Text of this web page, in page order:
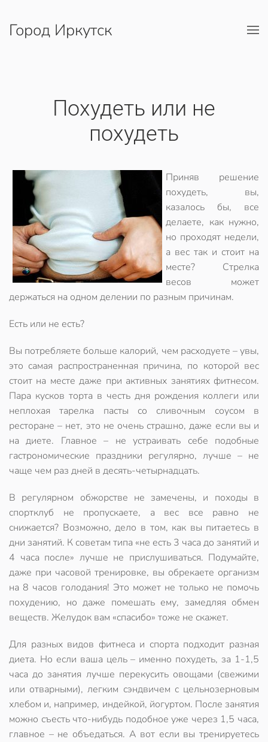
Перейти к содержимому
Город Иркутск
Похудеть или не
похудеть
Приняв решение
похудеть, вы,
казалось бы, все
делаете, как нужно,
но проходят недели,
а вес так и стоит на
месте? Стрелка
весов может
держаться на одном делении по разным причинам.
Есть или не есть?
Вы потребляете больше калорий, чем расходуете – увы,
это самая распространенная причина, по которой вес
стоит на месте даже при активных занятиях фитнесом.
Пара кусков торта в честь дня рождения коллеги или
неплохая тарелка пасты со сливочным соусом в
ресторане – нет, это не очень страшно, даже если вы и
на диете. Главное – не устраивать себе подобные
гастрономические праздники регулярно, лучше – не
чаще чем раз дней в десять-четырнадцать.
В регулярном обжорстве не замечены, и походы в
спортклуб не пропускаете, а вес все равно не
снижается? Возможно, дело в том, как вы питаетесь в
дни занятий. К советам типа «не есть 3 часа до занятий и
4 часа после» лучше не прислушиваться. Подумайте,
даже при часовой тренировке, вы обрекаете организм
на 8 часов голодания! Это может не только не помочь
похудению, но даже помешать ему, замедляя обмен
веществ. Желудок вам «спасибо» тоже не скажет.
Для разных видов фитнеса и спорта подходит разная
диета. Но если ваша цель – именно похудеть, за 1-1,5
часа до занятия лучше перекусить овощами (свежими
или отварными), легким сэндвичем с цельнозерновым
хлебом и, например, индейкой, йогуртом. После занятия
можно съесть что-нибудь подобное уже через 1,5 часа,
главное – не объедаться. А вот если вы тренируетесь